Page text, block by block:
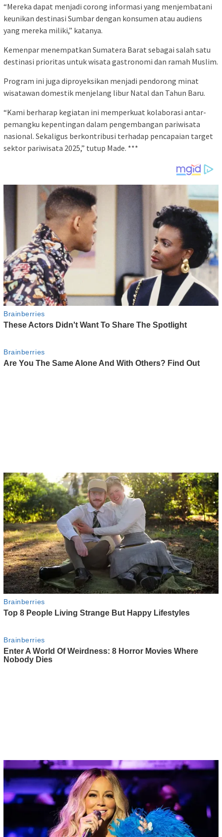
“Mereka dapat menjadi corong informasi yang menjembatani
keunikan destinasi Sumbar dengan konsumen atau audiens
yang mereka miliki,” katanya.
Kemenpar menempatkan Sumatera Barat sebagai salah satu
destinasi prioritas untuk wisata gastronomi dan ramah Muslim.
Program ini juga diproyeksikan menjadi pendorong minat
wisatawan domestik menjelang libur Natal dan Tahun Baru.
“Kami berharap kegiatan ini memperkuat kolaborasi antar-
pemangku kepentingan dalam pengembangan pariwisata
nasional. Sekaligus berkontribusi terhadap pencapaian target
sektor pariwisata 2025,” tutup Made. ***